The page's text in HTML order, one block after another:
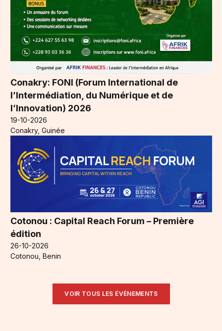
Conakry: FONI (Forum International de
l’Intermédiation, du Numérique et de
l’Innovation) 2026
19-10-2026
Conakry, Guinée
Cotonou : Capital Reach Forum – Première
édition
26-10-2026
Cotonou, Benin
VOIR TOUS LES ÉVÉNEMENTS